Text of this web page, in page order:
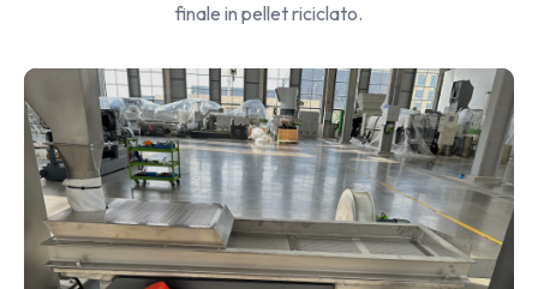
finale in pellet riciclato.